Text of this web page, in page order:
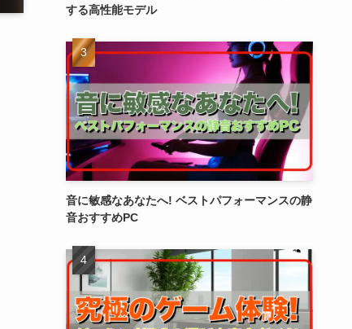
する高性能モデル
音に敏感なあなたへ! ベストパフォーマンスの静
音おすすめPC